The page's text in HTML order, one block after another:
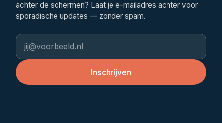
achter de schermen? Laat je e-mailadres achter voor
sporadische updates — zonder spam.
E-mailadres
Inschrijven